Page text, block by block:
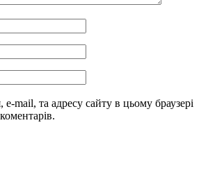
e-mail, та адресу сайту в цьому браузері